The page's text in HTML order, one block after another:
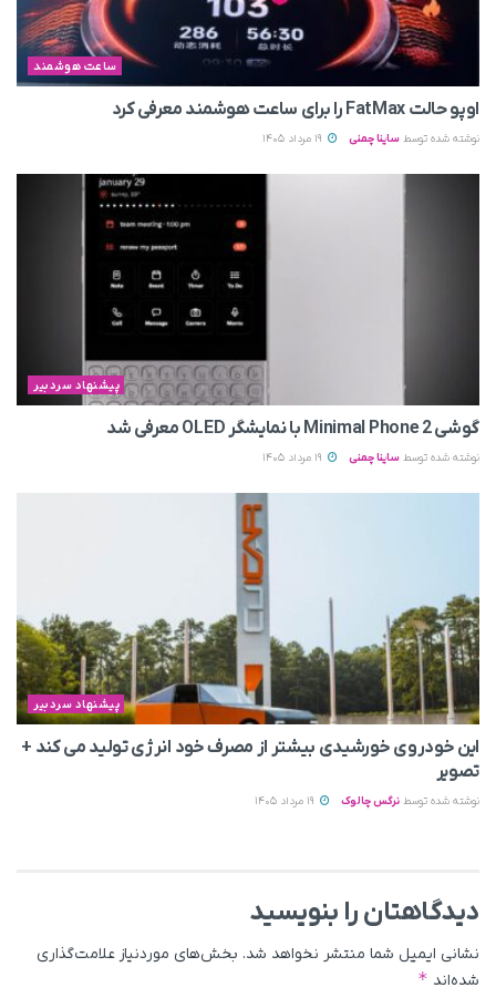
ساعت هوشمند
اوپو حالت FatMax را برای ساعت هوشمند معرفی کرد
نوشته شده توسط ساینا چمنی
پیشنهاد سردبیر
گوشی Minimal Phone 2 با نمایشگر OLED معرفی شد
نوشته شده توسط ساینا چمنی
پیشنهاد سردبیر
این خودروی خورشیدی بیشتر از مصرف خود انرژی تولید می‌ کند +
تصویر
نوشته شده توسط نرگس چالوک
دیدگاهتان را بنویسید
نشانی ایمیل شما منتشر نخواهد شد. بخش‌های موردنیاز علامت‌گذاری
شده‌اند *